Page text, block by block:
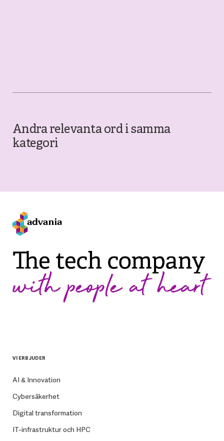
Andra relevanta ord i samma
kategori
VI ERBJUDER
AI & Innovation
Cybersäkerhet
Digital transformation
IT-infrastruktur och HPC